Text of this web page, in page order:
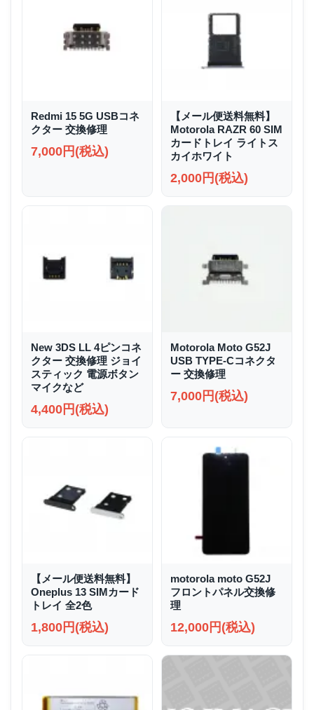
Redmi 15 5G USBコネ
クター 交換修理
7,000円(税込)
【メール便送料無料】
Motorola RAZR 60 SIM
カードトレイ ライトス
カイホワイト
2,000円(税込)
New 3DS LL 4ピンコネ
クター 交換修理 ジョイ
スティック 電源ボタン
マイクなど
4,400円(税込)
Motorola Moto G52J
USB TYPE-Cコネクタ
ー 交換修理
7,000円(税込)
【メール便送料無料】
Oneplus 13 SIMカード
トレイ 全2色
1,800円(税込)
motorola moto G52J
フロントパネル交換修
理
12,000円(税込)